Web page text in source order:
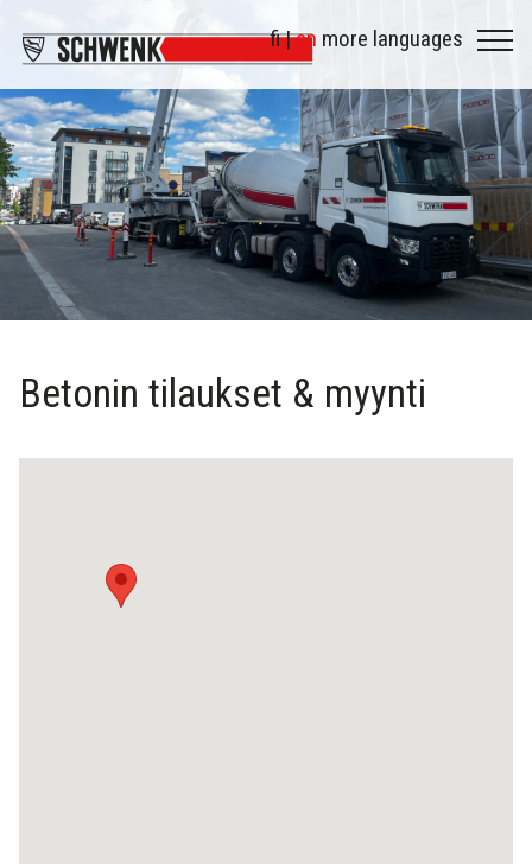
fi |en more languages
Betonin tilaukset & myynti